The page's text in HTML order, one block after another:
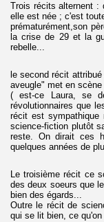
Trois récits alternent :
elle est née ; c'est
prématurément,son
la crise de 29 et la
rebelle...
le second récit
aveugle" met en
( est-ce Laura, se
révolutionnaires que
récit est
science-fiction plutôt
reste. On dirait ces
quelques années de
Le troisième récit ce
des deux soeurs que
bien des égards...
Outre le récit de
qui se lit bien, ce